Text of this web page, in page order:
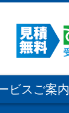
ビスご案内